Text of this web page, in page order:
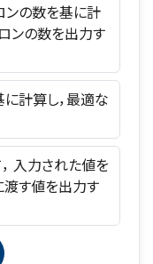
ンの数を基に計
ンの数を出力す
計算し，最適な
入力された値を
渡す値を出力す